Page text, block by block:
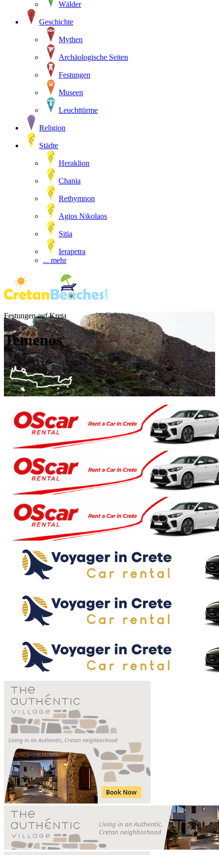
Wälder
Geschichte
Mythen
Archäologische Seiten
Festungen
Museen
Leuchttürme
Religion
Städte
Heraklion
Chania
Rethymnon
Agios Nikolaos
Sitia
Ierapetra
... mehr
Festungen auf Kreta
Temenos